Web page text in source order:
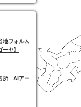
フォルム
ヤ】
所 AIアー